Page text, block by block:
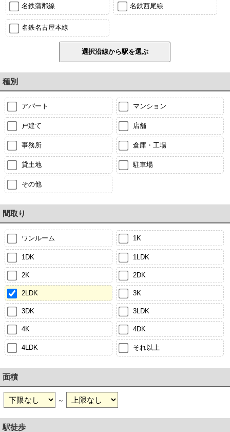
名鉄蒲郡線 名鉄西尾線
名鉄名古屋本線
種別
アパート マンション
戸建て 店舗
事務所 倉庫・工場
貸土地 駐車場
その他
間取り
ワンルーム 1K
1DK 1LDK
2K 2DK
2LDK 3K
3DK 3LDK
4K 4DK
4LDK それ以上
面積
～
駅徒歩